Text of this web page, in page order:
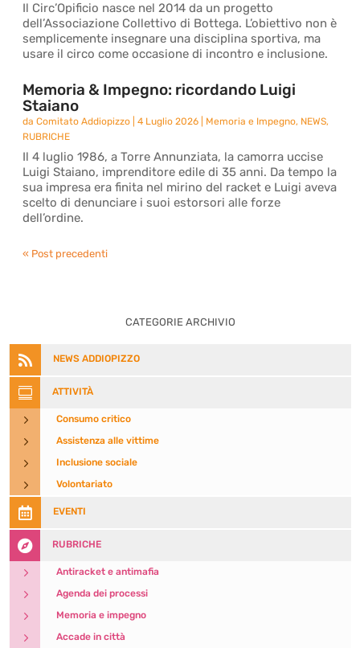
Il Circ’Opificio nasce nel 2014 da un progetto
dell’Associazione Collettivo di Bottega. L’obiettivo non è
semplicemente insegnare una disciplina sportiva, ma
usare il circo come occasione di incontro e inclusione.
Memoria & Impegno: ricordando Luigi
Staiano
daComitato Addiopizzo |4 Luglio 2026 Memoria e Impegno, NEWS,
RUBRICHE
Il 4 luglio 1986, a Torre Annunziata, la camorra uccise
Luigi Staiano, imprenditore edile di 35 anni. Da tempo la
sua impresa era finita nel mirino del racket e Luigi aveva
scelto di denunciare i suoi estorsori alle forze
dell’ordine.
« Post precedenti
CATEGORIE ARCHIVIO
 NEWS ADDIOPIZZO
 ATTIVITÀ
5 Consumo critico
5 Assistenza alle vittime
5 Inclusione sociale
5 Volontariato
 EVENTI
 RUBRICHE
5 Antiracket e antimafia
5 Agenda dei processi
5 Memoria e impegno
5 Accade in città